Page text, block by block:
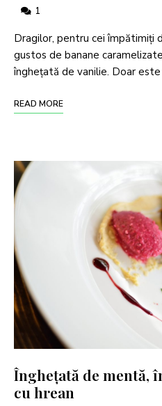
1
Dragilor, pentru cei împătimiți
gustos de banane
înghețată de vanilie. Doar
READ MORE
Înghețată de mentă,
cu hrean